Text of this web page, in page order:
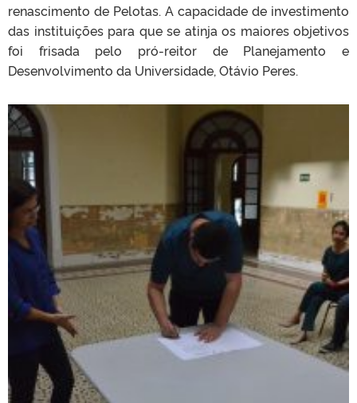
renascimento de Pelotas. A capacidade de investimento
das instituições para que se atinja os maiores objetivos
foi frisada pelo pró-reitor de Planejamento e
Desenvolvimento da Universidade, Otávio Peres.